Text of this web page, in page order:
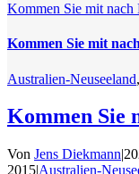
Kommen Sie mit nach
Kommen Sie mit
Australien-Neuseeland,
Kommen Sie
Von Jens Diekmann|
2015|Australien-